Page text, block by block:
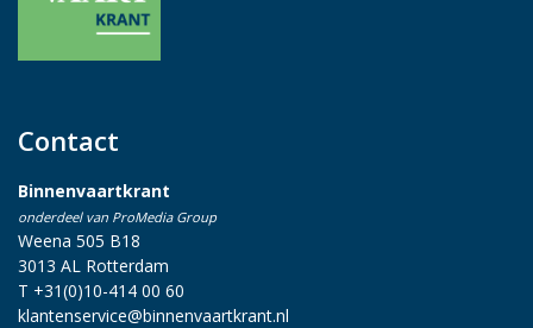
Contact
Binnenvaartkrant
onderdeel van ProMedia Group
Weena 505 B18
3013 AL Rotterdam
T +31(0)10-414 00 60
klantenservice@binnenvaartkrant.nl